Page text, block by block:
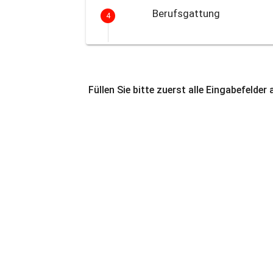
4 Berufsgattung
Füllen Sie bitte zuerst alle Eingabefelder